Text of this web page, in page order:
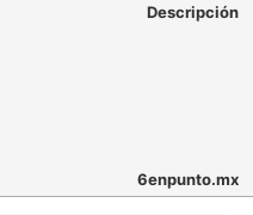
Descripción
6enpunto.mx